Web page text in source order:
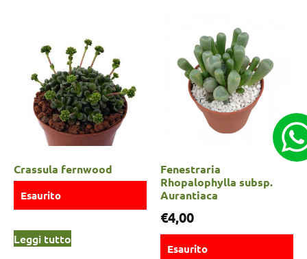
Crassula fernwood
Esaurito
Leggi tutto
Fenestraria
Rhopalophylla subsp.
Aurantiaca
€4,00
Esaurito